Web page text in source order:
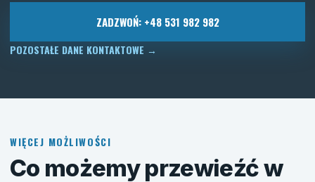
ZADZWOŃ: +48 531 982 982
POZOSTAŁE DANE KONTAKTOWE →
WIĘCEJ MOŻLIWOŚCI
Co możemy przewieźć w